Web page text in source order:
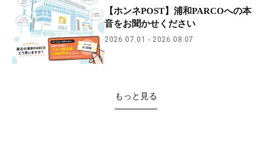
【ホンネPOST】浦和PARCOへの本
音をお聞かせください
2026.07.01 2026.08.07
もっと見る